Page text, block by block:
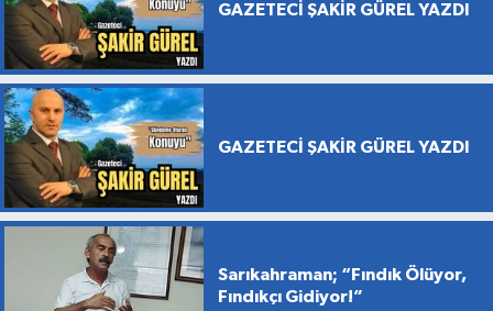
GAZETECİ ŞAKİR GÜREL YAZDI
GAZETECİ ŞAKİR GÜREL YAZDI
Sarıkahraman; “Fındık Ölüyor,
Fındıkçı Gidiyor!”